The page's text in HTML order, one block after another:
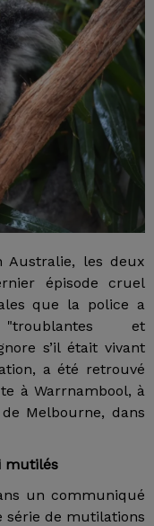
les deux
épisode cruel
que la police a
et
s’il était vivant
a été retrouvé
à Warrnambool, à
Melbourne, dans
mutilés
un communiqué
série de mutilations